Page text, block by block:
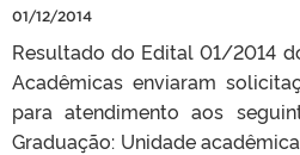
01/12/2014
Resultado do Edital 01/2014
Acadêmicas enviaram
para atendimento aos
Graduação: Unidade